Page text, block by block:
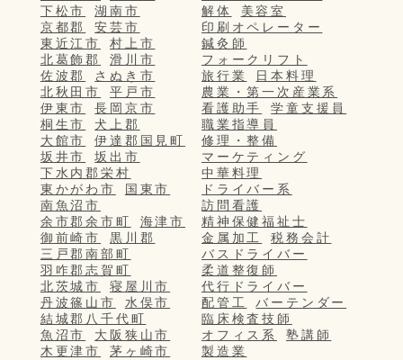
下松市
湖南市
京都郡
安芸市
東近江市
村上市
北葛飾郡
滑川市
佐波郡
さぬき市
北秋田市
平戸市
伊東市
長岡京市
桐生市
犬上郡
大館市
伊達郡国見町
坂井市
坂出市
下水内郡栄村
東かがわ市
国東市
南魚沼市
余市郡余市町
海津市
御前崎市
黒川郡
三戸郡南部町
羽咋郡志賀町
北茨城市
寝屋川市
丹波篠山市
水俣市
結城郡八千代町
魚沼市
大阪狭山市
木更津市
茅ヶ崎市
解体
美容室
印刷オペレーター
鍼灸師
フォークリフト
旅行業
日本料理
農業・第一次産業系
看護助手
学童支援員
職業指導員
修理・整備
マーケティング
中華料理
ドライバー系
訪問看護
精神保健福祉士
金属加工
税務会計
バスドライバー
柔道整復師
代行ドライバー
配管工
バーテンダー
臨床検査技師
オフィス系
塾講師
製造業